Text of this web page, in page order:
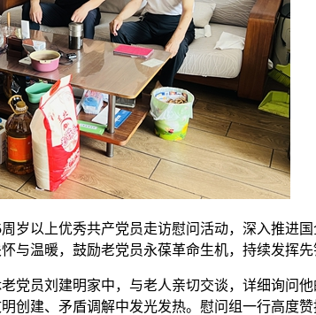
岁以上优秀共产党员走访慰问活动，深入推进
温暖，鼓励老党员永葆革命生机，持续发挥先
员刘建明家中，与老人亲切交谈，详细询问
建、矛盾调解中发光发热。慰问组一行高度